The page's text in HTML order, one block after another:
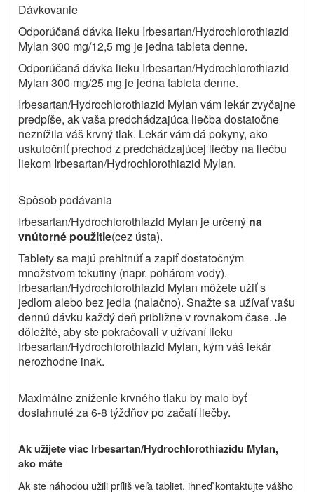
Dávkovanie
Odporúčaná dávka lieku Irbesartan/Hydrochlorothiazid
Mylan 300 mg/12,5 mg je jedna tableta denne.
Odporúčaná dávka lieku Irbesartan/Hydrochlorothiazid
Mylan 300 mg/25 mg je jedna tableta denne.
Irbesartan/Hydrochlorothiazid Mylan vám lekár zvyčajne
predpíše, ak vaša predchádzajúca liečba dostatočne
neznížila váš krvný tlak. Lekár vám dá pokyny, ako
uskutočniť prechod z predchádzajúcej liečby na liečbu
liekom Irbesartan/Hydrochlorothiazid Mylan.
Spôsob podávania
Irbesartan/Hydrochlorothiazid Mylan je určený na
vnútorné použitie(cez ústa).
Tablety sa majú prehltnúť a zapiť dostatočným
množstvom tekutiny (napr. pohárom vody).
Irbesartan/Hydrochlorothiazid Mylan môžete užiť s
jedlom alebo bez jedla (nalačno). Snažte sa užívať vašu
dennú dávku každý deň približne v rovnakom čase. Je
dôležité, aby ste pokračovali v užívaní lieku
Irbesartan/Hydrochlorothiazid Mylan, kým váš lekár
nerozhodne inak.
Maximálne zníženie krvného tlaku by malo byť
dosiahnuté za 6-8 týždňov po začatí liečby.
Ak užijete viac Irbesartan/Hydrochlorothiazidu Mylan,
ako máte
Ak ste náhodou užili príliš veľa tabliet, ihneď kontaktujte vášho